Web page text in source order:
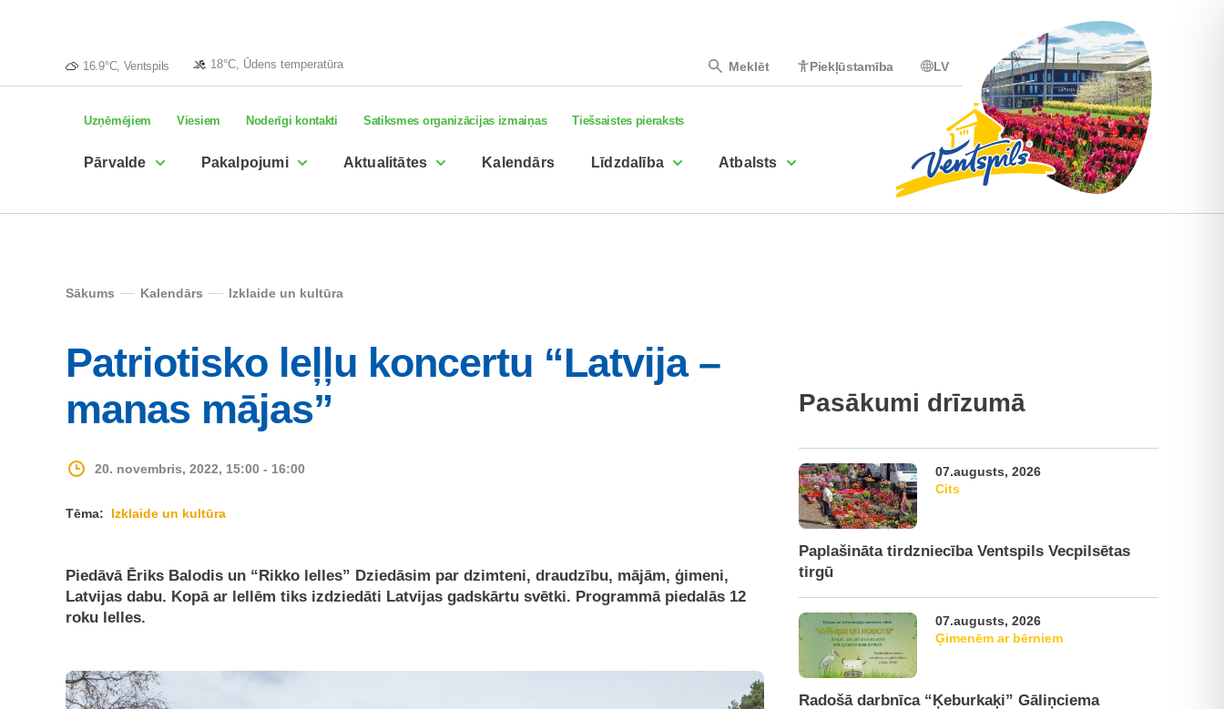
16.9°C, Ventspils 18°C, Ūdens temperatūra Meklēt Piekļūstamība LV
Uzņēmējiem Viesiem Noderīgi kontakti Satiksmes organizācijas izmaiņas Tiešsaistes pieraksts
Pārvalde Pakalpojumi Aktualitātes Kalendārs Līdzdalība Atbalsts
Sākums Kalendārs Izklaide un kultūra
Patriotisko leļļu koncertu “Latvija –
manas mājas”
20. novembris, 2022, 15:00 - 16:00
Tēma: Izklaide un kultūra
Piedāvā Ēriks Balodis un “Rikko lelles” Dziedāsim par dzimteni, draudzību, mājām, ģimeni,
Latvijas dabu. Kopā ar lellēm tiks izdziedāti Latvijas gadskārtu svētki. Programmā piedalās 12
roku lelles.
Pasākumi drīzumā
07.augusts, 2026
Cits
Paplašināta tirdzniecība Ventspils Vecpilsētas
tirgū
07.augusts, 2026
Ģimenēm ar bērniem
Radošā darbnīca “Ķeburkaķi” Gāliņciema